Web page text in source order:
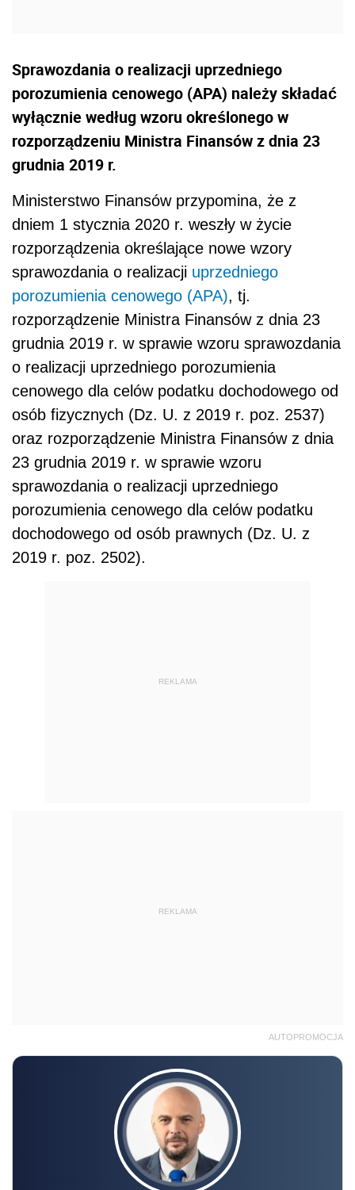
Sprawozdania o realizacji uprzedniego
porozumienia cenowego (APA) należy składać
wyłącznie według wzoru określonego w
rozporządzeniu Ministra Finansów z dnia 23
grudnia 2019 r.
Ministerstwo Finansów przypomina, że z
dniem 1 stycznia 2020 r. weszły w życie
rozporządzenia określające nowe wzory
sprawozdania o realizacji uprzedniego
porozumienia cenowego (APA), tj.
rozporządzenie Ministra Finansów z dnia 23
grudnia 2019 r. w sprawie wzoru sprawozdania
o realizacji uprzedniego porozumienia
cenowego dla celów podatku dochodowego od
osób fizycznych (Dz. U. z 2019 r. poz. 2537)
oraz rozporządzenie Ministra Finansów z dnia
23 grudnia 2019 r. w sprawie wzoru
sprawozdania o realizacji uprzedniego
porozumienia cenowego dla celów podatku
dochodowego od osób prawnych (Dz. U. z
2019 r. poz. 2502).
REKLAMA
REKLAMA
AUTOPROMOCJA